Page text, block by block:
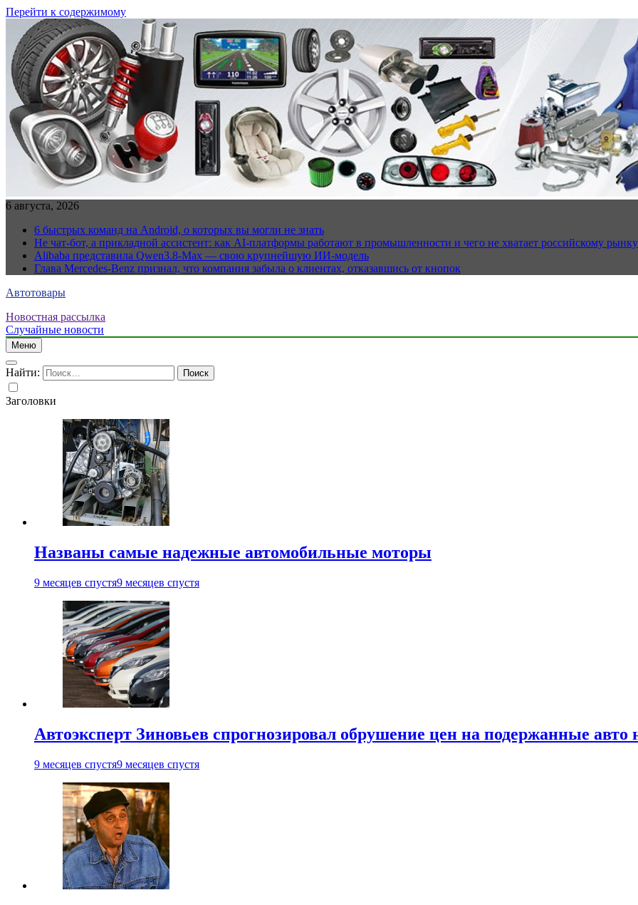
Перейти к содержимому
6 августа, 2026
6 быстрых команд на Android, о которых вы могли не знать
Не чат-бот, а прикладной ассистент: как AI-платформы работают в промышленности и чего не хватает российскому рынку
Alibaba представила Qwen3.8-Max — свою крупнейшую ИИ-модель
Глава Mercedes-Benz признал, что компания забыла о клиентах, отказавшись от кнопок
Автотовары
Новостная рассылка
Случайные новости
Меню
Найти:
Заголовки
Названы самые надежные автомобильные моторы
9 месяцев спустя9 месяцев спустя
Автоэксперт Зиновьев спрогнозировал обрушение цен на подержанные авто
9 месяцев спустя9 месяцев спустя